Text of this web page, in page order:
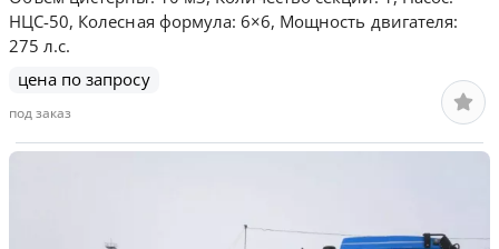
НЦС-50, Колесная формула: 6×6, Мощность двигателя:
275 л.с.
цена по запросу
под заказ